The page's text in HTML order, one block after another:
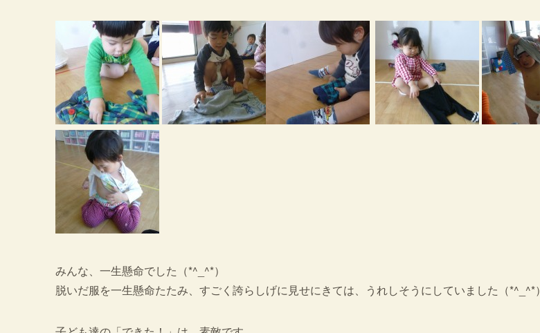
みんな、一生懸命でした（*^_^*）
脱いだ服を一生懸命たたみ、すごく誇らしげに見せにきては、うれしそうにしていました（*^_^*）